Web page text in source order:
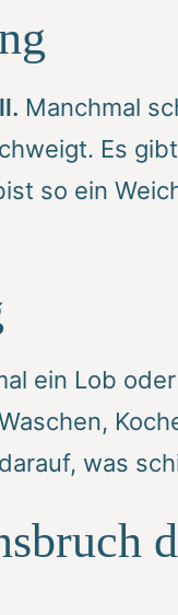
Manchmal
Es
so ein
ein Lob
was